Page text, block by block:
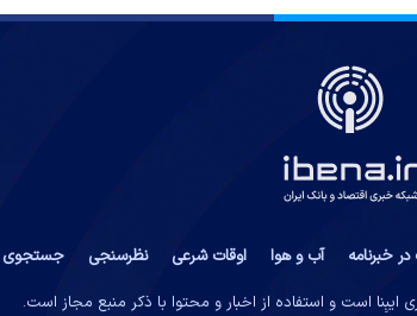
خبرنامه آب و هوا اوقات شرعی نظرسنجی
جستجوی
ایبِنا است و استفاده از اخبار و محتوا با ذکر منبع مجاز است.